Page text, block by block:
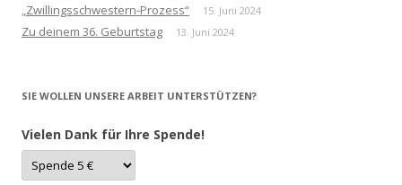
„Zwillingsschwestern-Prozess“
15. Juni 2024
Zu deinem 36. Geburtstag 13. Juni 2024
SIE WOLLEN UNSERE ARBEIT UNTERSTÜTZEN?
Vielen Dank für Ihre Spende!